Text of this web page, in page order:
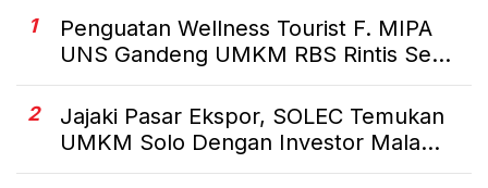
1
Penguatan Wellness Tourist F. MIPA
UNS Gandeng UMKM RBS Rintis Se...
2
Jajaki Pasar Ekspor, SOLEC Temukan
UMKM Solo Dengan Investor Mala...